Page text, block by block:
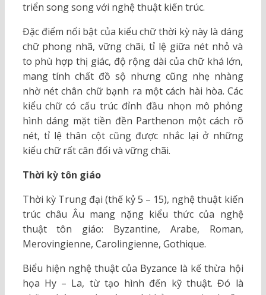
triển song song với nghệ thuật kiến trúc.
Đặc điểm nổi bật của kiểu chữ thời kỳ này là dáng
chữ phong nhã, vững chãi, tỉ lệ giữa nét nhỏ và
to phù hợp thị giác, độ rộng dài của chữ khá lớn,
mang tính chất đồ sộ nhưng cũng nhẹ nhàng
nhờ nét chân chữ bạnh ra một cách hài hòa. Các
kiểu chữ có cấu trúc đỉnh đầu nhọn mô phỏng
hình dáng mặt tiền đền Parthenon một cách rõ
nét, tỉ lệ thân cột cũng được nhắc lại ở những
kiểu chữ rất cân đối và vững chãi.
Thời kỳ tôn giáo
Thời kỳ Trung đại (thế kỷ 5 – 15), nghệ thuật kiến
trúc châu Âu mang nặng kiểu thức của nghệ
thuật tôn giáo: Byzantine, Arabe, Roman,
Merovingienne, Carolingienne, Gothique.
Biểu hiện nghệ thuật của Byzance là kế thừa hội
họa Hy – La, từ tạo hình đến kỹ thuật. Đó là